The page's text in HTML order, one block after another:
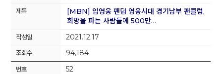
[MBN] 임영웅 팬덤 영웅시대 경기남부 팬클럽,
희망을 파는 사람들에 500만…
2021.12.17
94,184
52